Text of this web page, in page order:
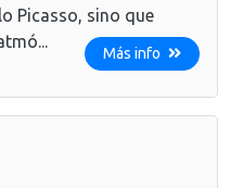
Picasso, sino que
Más info